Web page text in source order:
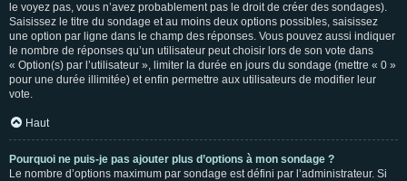
le voyez pas, vous n’avez probablement pas le droit de créer des sondages).
Saisissez le titre du sondage et au moins deux options possibles, saisissez
une option par ligne dans le champ des réponses. Vous pouvez aussi indiquer
le nombre de réponses qu’un utilisateur peut choisir lors de son vote dans
« Option(s) par l’utilisateur », limiter la durée en jours du sondage (mettre « 0 »
pour une durée illimitée) et enfin permettre aux utilisateurs de modifier leur
vote.
Haut
Pourquoi ne puis-je pas ajouter plus d’options à mon sondage ?
Le nombre d’options maximum par sondage est défini par l’administrateur. Si